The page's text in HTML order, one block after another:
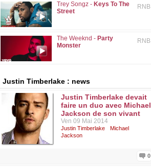
RNB
Trey Songz - Keys To The
Street
RNB
The Weeknd - Party
Monster
Justin Timberlake : news
Justin Timberlake devait
faire un duo avec Michael
Jackson de son vivant
Ven 09 Mai 2014
Justin Timberlake
Michael
Jackson
0